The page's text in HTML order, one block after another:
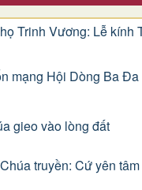
Trinh Vương: Lễ kính
mạng Hội Dòng Ba
gieo vào lòng đất
truyền: Cứ yên